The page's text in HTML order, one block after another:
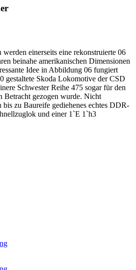
werden einerseits eine rekonstruierte 06
beinahe amerikanischen Dimensionen
Idee in Abbildung 06 fungiert
gestaltete Skoda Lokomotive der CSD
Schwester Reihe 475 sogar für den
Betracht gezogen wurde. Nicht
zu Baureife gediehenes echtes DDR-
und einer 1`E 1`h3